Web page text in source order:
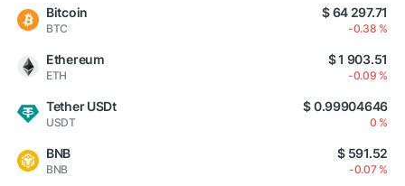
Bitcoin
BTC
$ 64 297.71
-0.38 %
Ethereum
ETH
$ 1 903.51
-0.09 %
Tether USDt
USDT
$ 0.99904646
0 %
BNB
BNB
$ 591.52
-0.07 %